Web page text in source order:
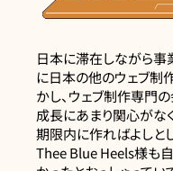
日本に滞在しながら事
に日本の他のウェブ制
かし、ウェブ制作専門
成長にあまり関心がな
期限内に作ればよしと
Thee Blue Heels様も